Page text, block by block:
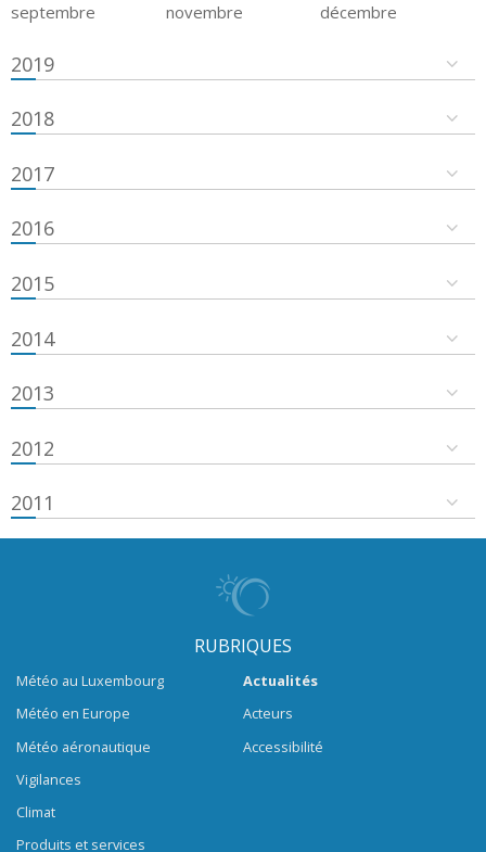
septembre
novembre décembre
2019
2018
2017
2016
2015
2014
2013
2012
2011
RUBRIQUES
Météo au Luxembourg
Météo en Europe
Météo aéronautique
Vigilances
Climat
Produits et services
Actualités
Acteurs
Accessibilité